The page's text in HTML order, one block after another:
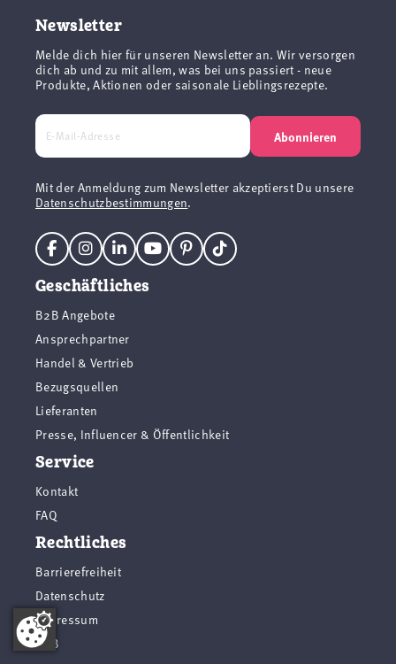
Newsletter
Melde dich hier für unseren Newsletter an. Wir versorgen
dich ab und zu mit allem, was bei uns passiert - neue
Produkte, Aktionen oder saisonale Lieblingsrezepte.
Abonnieren
Mit der Anmeldung zum Newsletter akzeptierst Du unsere
Datenschutzbestimmungen.
Geschäftliches
B2B Angebote
Ansprechpartner
Handel & Vertrieb
Bezugsquellen
Lieferanten
Presse, Influencer & Öffentlichkeit
Service
Kontakt
FAQ
Rechtliches
Barrierefreiheit
Datenschutz
Impressum
AGB